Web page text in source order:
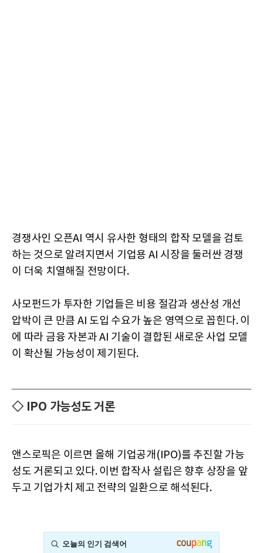
경쟁사인 오픈AI 역시 유사한 형태의 합작 모델을 검토
하는 것으로 알려지면서 기업용 AI 시장을 둘러싼 경쟁
이 더욱 치열해질 전망이다.
사모펀드가 투자한 기업들은 비용 절감과 생산성 개선
압박이 큰 만큼 AI 도입 수요가 높은 영역으로 꼽힌다. 이
에 따라 금융 자본과 AI 기술이 결합된 새로운 사업 모델
이 확산될 가능성이 제기된다.
◇ IPO 가능성도 거론
앤스로픽은 이르면 올해 기업공개(IPO)를 추진할 가능
성도 거론되고 있다. 이번 합작사 설립은 향후 상장을 앞
두고 기업가치 제고 전략의 일환으로 해석된다.